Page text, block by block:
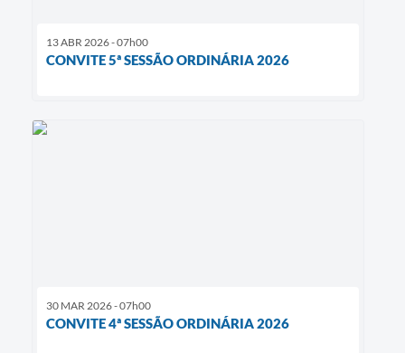
13 ABR 2026 - 07h00
CONVITE 5ª SESSÃO ORDINÁRIA 2026
30 MAR 2026 - 07h00
CONVITE 4ª SESSÃO ORDINÁRIA 2026